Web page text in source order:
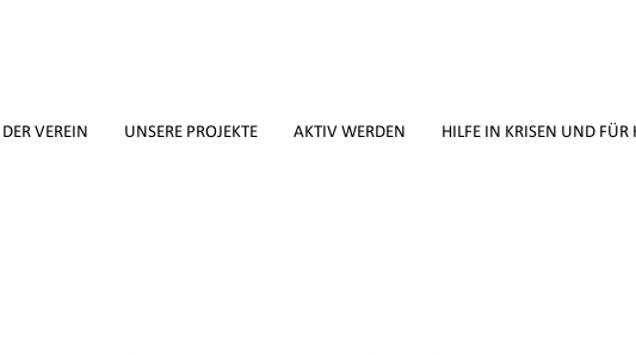
DER VEREIN UNSERE PROJEKTE AKTIV WERDEN HILFE IN KRISEN UND FÜR